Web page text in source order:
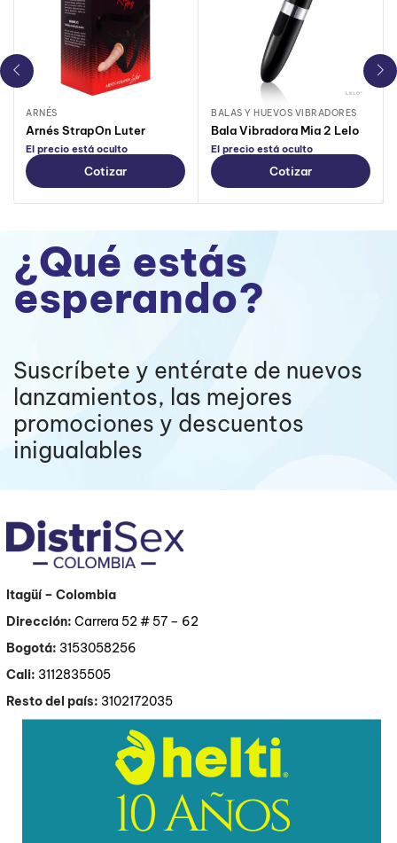
ARNÉS
Arnés StrapOn Luter
El precio está oculto
Cotizar
BALAS Y HUEVOS VIBRADORES
Bala Vibradora Mia 2 Lelo
El precio está oculto
Cotizar
¿Qué estás
esperando?
Suscríbete y entérate de nuevos
lanzamientos, las mejores
promociones y descuentos
inigualables
Itagüí– Colombia
Dirección: Carrera 52 # 57 – 62
Bogotá: 3153058256
Cali: 3112835505
Resto del país: 3102172035